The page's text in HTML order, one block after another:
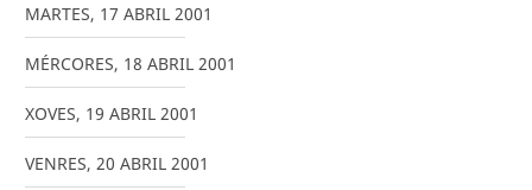
MARTES, 17 ABRIL 2001
MÉRCORES, 18 ABRIL 2001
XOVES, 19 ABRIL 2001
VENRES, 20 ABRIL 2001